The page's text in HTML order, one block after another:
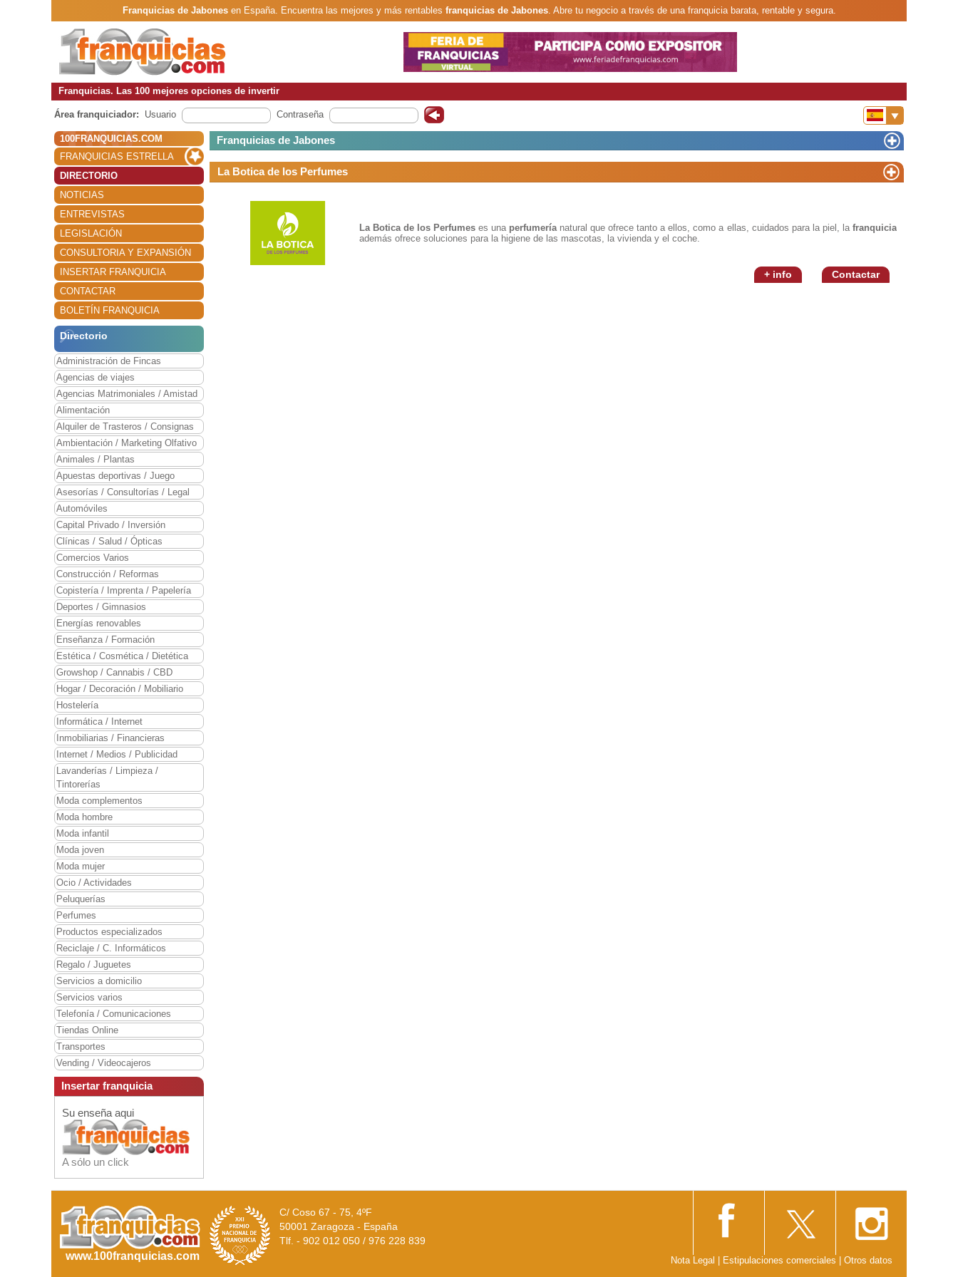
Franquicias de Jabonesen España. Encuentra las mejores y más rentables franquicias de Jabones. Abre tu negocio a través de una franquicia barata, rentable y segura.
Franquicias. Las 100 mejores opciones de invertir
Área franquiciador: Usuario Contraseña
100FRANQUICIAS.COM
FRANQUICIAS ESTRELLA
DIRECTORIO
NOTICIAS
ENTREVISTAS
LEGISLACIÓN
CONSULTORIA Y EXPANSIÓN
INSERTAR FRANQUICIA
CONTACTAR
BOLETÍN FRANQUICIA
Directorio
Administración de Fincas
Agencias de viajes
Agencias Matrimoniales / Amistad
Alimentación
Alquiler de Trasteros / Consignas
Ambientación / Marketing Olfativo
Animales / Plantas
Apuestas deportivas / Juego
Asesorías / Consultorías / Legal
Automóviles
Capital Privado / Inversión
Clínicas / Salud / Ópticas
Comercios Varios
Construcción / Reformas
Copistería / Imprenta / Papelería
Deportes / Gimnasios
Energías renovables
Enseñanza / Formación
Estética / Cosmética / Dietética
Growshop / Cannabis / CBD
Hogar / Decoración / Mobiliario
Hostelería
Informática / Internet
Inmobiliarias / Financieras
Internet / Medios / Publicidad
Lavanderías / Limpieza /
Tintorerías
Moda complementos
Moda hombre
Moda infantil
Moda joven
Moda mujer
Ocio / Actividades
Peluquerías
Perfumes
Productos especializados
Reciclaje / C. Informáticos
Regalo / Juguetes
Servicios a domicilio
Servicios varios
Telefonía / Comunicaciones
Tiendas Online
Transportes
Vending / Videocajeros
Insertar franquicia
Su enseña aqui
A sólo un click
Franquicias de Jabones
La Botica de los Perfumes
La Botica de los Perfumes es una perfumería natural que ofrece tanto a ellos, como a ellas, cuidados para la piel, la franquicia
además ofrece soluciones para la higiene de las mascotas, la vivienda y el coche.
+ info Contactar
www.100franquicias.com
C/ Coso 67 - 75, 4ºF
50001 Zaragoza - España
Tlf. - 902 012 050 / 976 228 839
Nota Legal Estipulaciones comerciales Otros datos